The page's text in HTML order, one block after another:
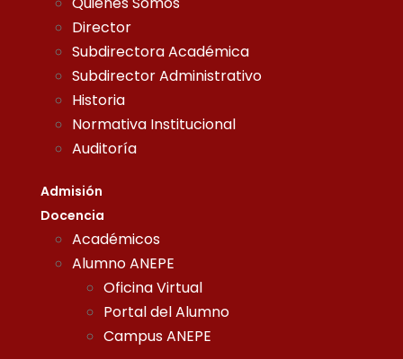
Director
Subdirectora Académica
Subdirector Administrativo
Historia
Normativa Institucional
Auditoría
Admisión
Docencia
Académicos
Alumno ANEPE
Oficina Virtual
Portal del Alumno
Campus ANEPE